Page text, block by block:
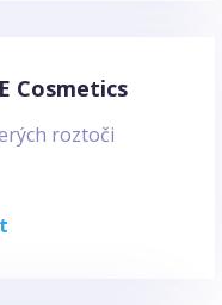
Cosmetics
roztoči